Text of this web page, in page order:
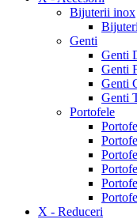
Bijuterii inox
Genti
Genti
Genti
Genti
Genti
Portofele
X - Reduceri